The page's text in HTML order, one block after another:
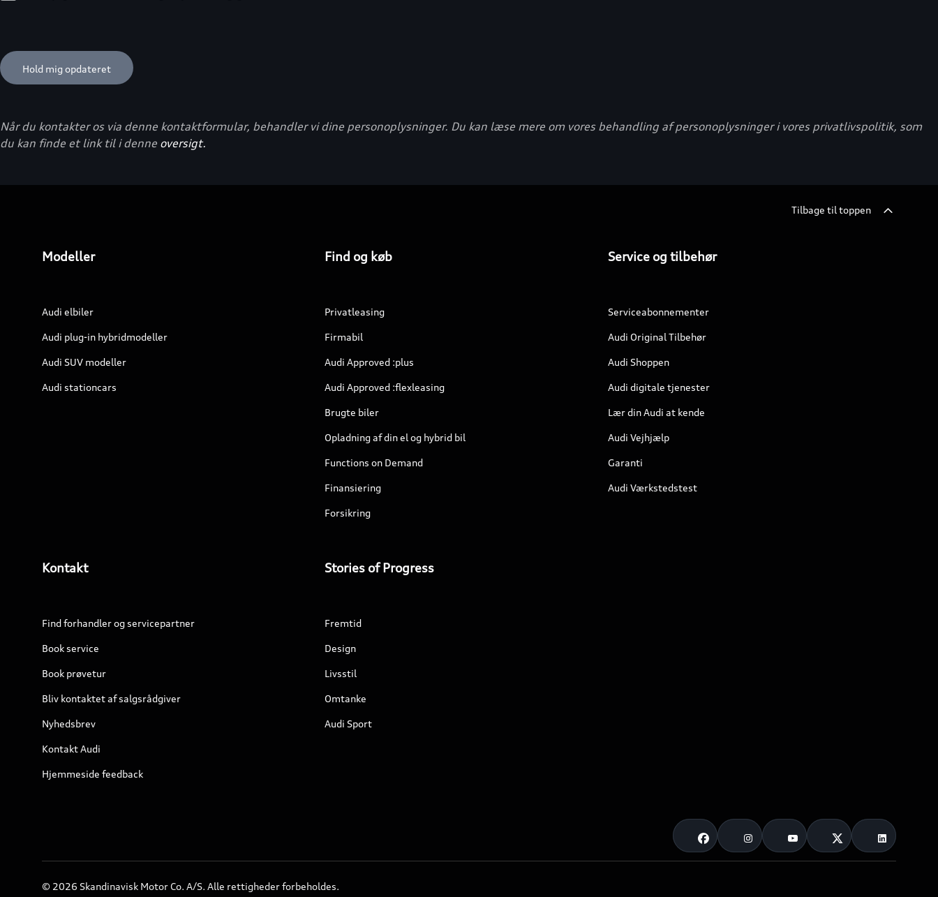
Når du kontakter os via denne kontaktformular, behandler vi dine personoplysninger. Du kan læse mere om vores behandling af personoplysninger i vores privatlivspolitik, som
du kan finde et link til i denne oversigt.
Tilbage til toppen
Modeller
Audi elbiler
Audi plug-in hybridmodeller
Audi SUV modeller
Audi stationcars
Find og køb
Privatleasing
Firmabil
Audi Approved :plus
Audi Approved :flexleasing
Brugte biler
Opladning af din el og hybrid bil
Functions on Demand
Finansiering
Forsikring
Service og tilbehør
Serviceabonnementer
Audi Original Tilbehør
Audi Shoppen
Audi digitale tjenester
Lær din Audi at kende
Audi Vejhjælp
Garanti
Audi Værkstedstest
Kontakt
Find forhandler og servicepartner
Book service
Book prøvetur
Bliv kontaktet af salgsrådgiver
Nyhedsbrev
Kontakt Audi
Hjemmeside feedback
Stories of Progress
Fremtid
Design
Livsstil
Omtanke
Audi Sport
© 2026 Skandinavisk Motor Co. A/S. Alle rettigheder forbeholdes.